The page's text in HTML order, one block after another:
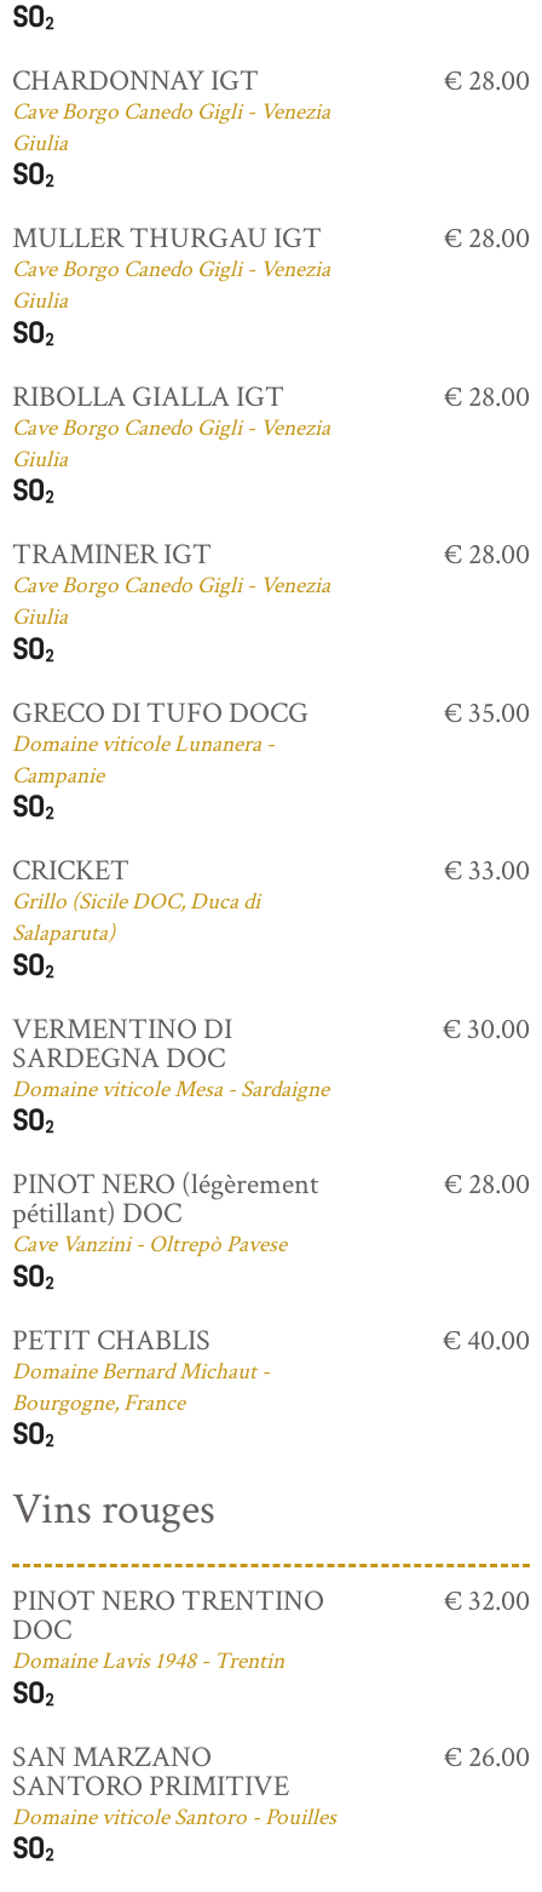
CHARDONNAY IGT
Cave Borgo Canedo Gigli - Venezia
Giulia
€ 28.00
MULLER THURGAU IGT
Cave Borgo Canedo Gigli - Venezia
Giulia
€ 28.00
RIBOLLA GIALLA IGT
Cave Borgo Canedo Gigli - Venezia
Giulia
€ 28.00
TRAMINER IGT
Cave Borgo Canedo Gigli - Venezia
Giulia
€ 28.00
GRECO DI TUFO DOCG
Domaine viticole Lunanera -
Campanie
€ 35.00
CRICKET
Grillo (Sicile DOC, Duca di
Salaparuta)
€ 33.00
VERMENTINO DI
SARDEGNA DOC
Domaine viticole Mesa - Sardaigne
€ 30.00
PINOT NERO (légèrement
pétillant) DOC
Cave Vanzini - Oltrepò Pavese
€ 28.00
PETIT CHABLIS
Domaine Bernard Michaut -
Bourgogne, France
€ 40.00
Vins rouges
PINOT NERO TRENTINO
DOC
Domaine Lavis 1948 - Trentin
€ 32.00
SAN MARZANO
SANTORO PRIMITIVE
Domaine viticole Santoro - Pouilles
€ 26.00